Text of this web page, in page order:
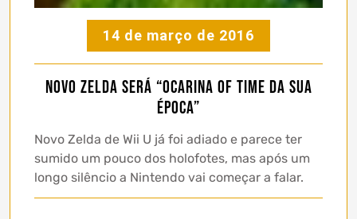
14 de março de 2016
Novo Zelda será “Ocarina of Time da sua
época”
Novo Zelda de Wii U já foi adiado e parece ter
sumido um pouco dos holofotes, mas após um
longo silêncio a Nintendo vai começar a falar.